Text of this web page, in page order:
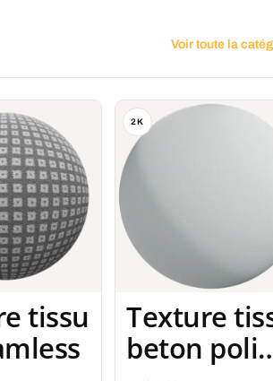
Voir toute la
tissu
2K
Texture
beton poli